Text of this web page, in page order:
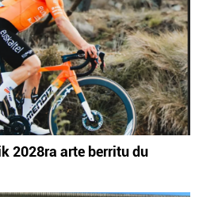
2028ra arte berritu du